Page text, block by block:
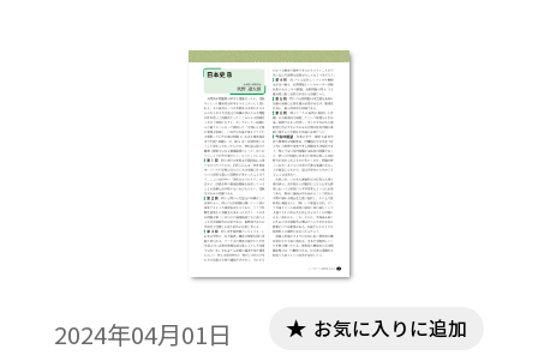
2024年04月01日 お気に入りに追加